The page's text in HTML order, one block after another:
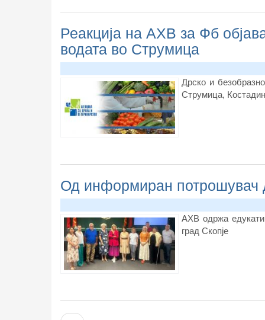
Реакција на АХВ за Фб
водата во Струмица
Дрско и
Струмица,
Од информиран потрошувач
АХВ одржа
град Скопје